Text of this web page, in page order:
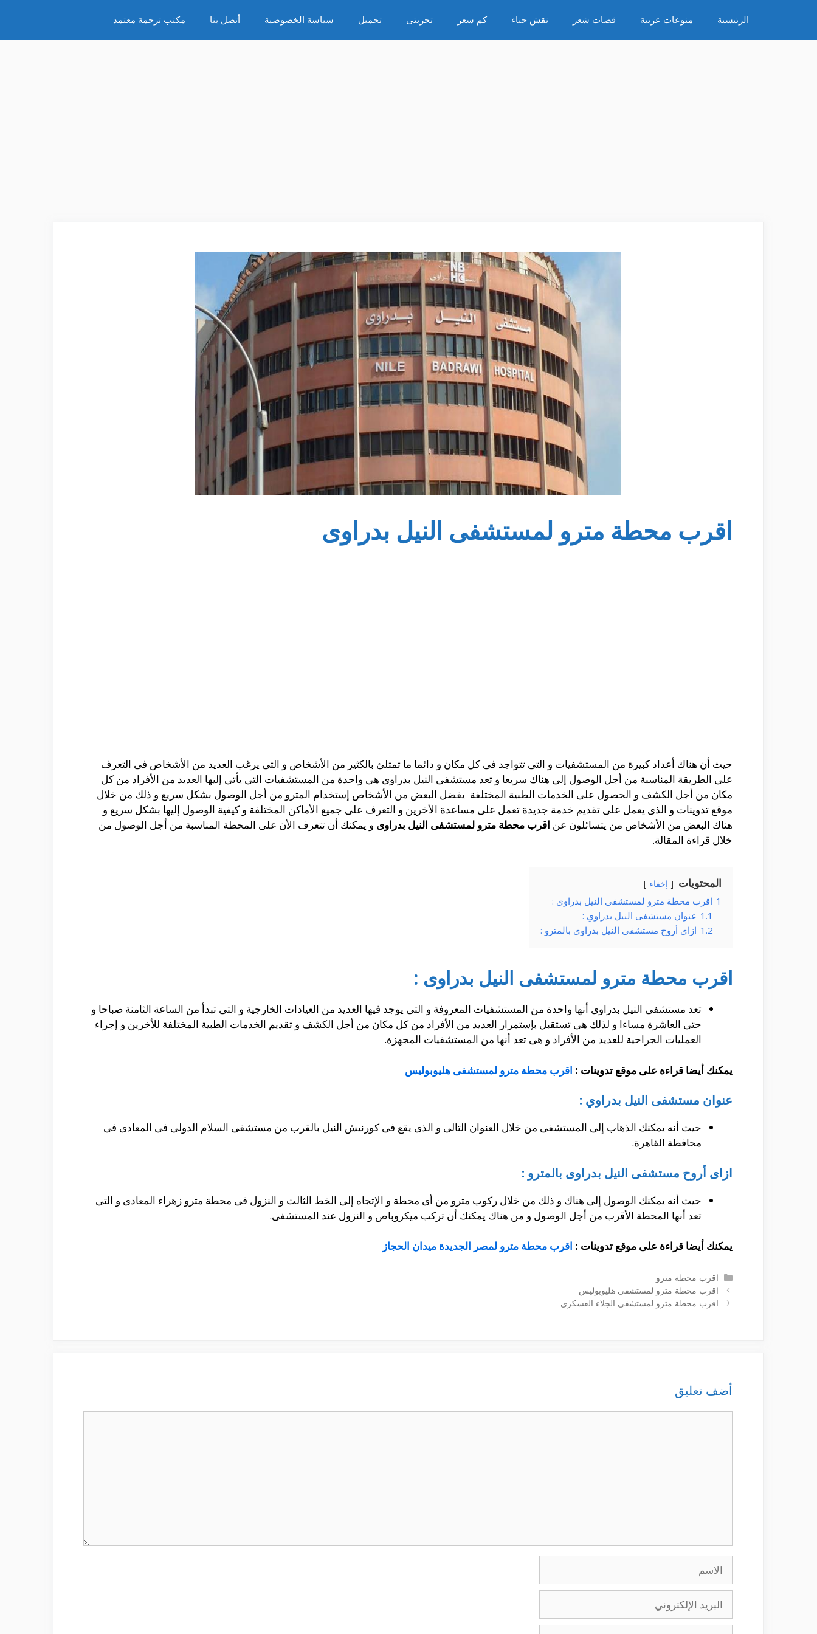
المحتوى
الرئيسية منوعات عربية قصات شعر نقش حناء كم سعر تجربتى تجميل سياسة الخصوصية أتصل بنا مكتب ترجمة معتمد
اقرب محطة مترو لمستشفى النيل بدراوى
حيث أن هناك أعداد كبيرة من المستشفيات و التى تتواجد فى كل مكان و دائما ما تمتلئ بالكثير من الأشخاص و التى يرغب العديد من الأشخاص فى التعرف
على الطريقة المناسبة من أجل الوصول إلى هناك سريعا و تعد مستشفى النيل بدراوى هى واحدة من المستشفيات التى يأتى إليها العديد من الأفراد من كل
مكان من أجل الكشف و الحصول على الخدمات الطبية المختلفة يفضل البعض من الأشخاص إستخدام المترو من أجل الوصول بشكل سريع و ذلك من خلال
موقع تدوينات و الذى يعمل على تقديم خدمة جديدة تعمل على مساعدة الأخرين و التعرف على جميع الأماكن المختلفة و كيفية الوصول إليها بشكل سريع و
هناك البعض من الأشخاص من يتسائلون عن اقرب محطة مترو لمستشفى النيل بدراوى و يمكنك أن تتعرف الأن على المحطة المناسبة من أجل الوصول من
خلال قراءة المقالة.
المحتويات إخفاء
1 اقرب محطة مترو لمستشفى النيل بدراوى :
1.1 عنوان مستشفى النيل بدراوي :
1.2 ازاى أروح مستشفى النيل بدراوى بالمترو :
اقرب محطة مترو لمستشفى النيل بدراوى :
تعد مستشفى النيل بدراوى أنها واحدة من المستشفيات المعروفة و التى يوجد فيها العديد من العيادات الخارجية و التى تبدأ من الساعة الثامنة صباحا و
حتى العاشرة مساءا و لذلك هى تستقبل بإستمرار العديد من الأفراد من كل مكان من أجل الكشف و تقديم الخدمات الطبية المختلفة للأخرين و إجراء
العمليات الجراحية للعديد من الأفراد و هى تعد أنها من المستشفيات المجهزة.
يمكنك أيضا قراءة على موقع تدوينات : اقرب محطة مترو لمستشفى هليوبوليس
عنوان مستشفى النيل بدراوي :
حيث أنه يمكنك الذهاب إلى المستشفى من خلال العنوان التالى و الذى يقع فى كورنيش النيل بالقرب من مستشفى السلام الدولى فى المعادى فى
محافظة القاهرة.
ازاى أروح مستشفى النيل بدراوى بالمترو :
حيث أنه يمكنك الوصول إلى هناك و ذلك من خلال ركوب مترو من أى محطة و الإتجاه إلى الخط الثالث و النزول فى محطة مترو زهراء المعادى و التى
تعد أنها المحطة الأقرب من أجل الوصول و من هناك يمكنك أن تركب ميكروباص و النزول عند المستشفى.
يمكنك أيضا قراءة على موقع تدوينات : اقرب محطة مترو لمصر الجديدة ميدان الحجاز
التصنيفات
اقرب محطة مترو
اقرب محطة مترو لمستشفى هليوبوليس
اقرب محطة مترو لمستشفى الجلاء العسكرى
أضف تعليق
الاسم
البريد
الإلكتروني